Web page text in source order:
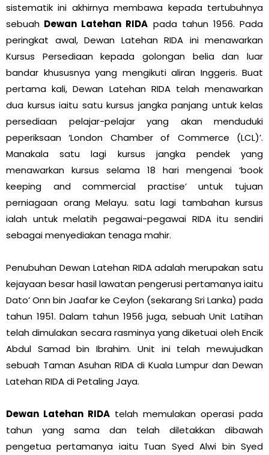
sistematik ini akhirnya membawa kepada tertubuhnya
sebuah Dewan Latehan RIDA pada tahun 1956. Pada
peringkat awal, Dewan Latehan RIDA ini menawarkan
Kursus Persediaan kepada golongan belia dan luar
bandar khususnya yang mengikuti aliran Inggeris. Buat
pertama kali, Dewan Latehan RIDA telah menawarkan
dua kursus iaitu satu kursus jangka panjang untuk kelas
persediaan pelajar-pelajar yang akan menduduki
peperiksaan ‘London Chamber of Commerce (LCL)’.
Manakala satu lagi kursus jangka pendek yang
menawarkan kursus selama 18 hari mengenai ‘book
keeping and commercial practise’ untuk tujuan
perniagaan orang Melayu. satu lagi tambahan kursus
ialah untuk melatih pegawai-pegawai RIDA itu sendiri
sebagai menyediakan tenaga mahir.
Penubuhan Dewan Latehan RIDA adalah merupakan satu
kejayaan besar hasil lawatan pengerusi pertamanya iaitu
Dato’ Onn bin Jaafar ke Ceylon (sekarang Sri Lanka) pada
tahun 1951. Dalam tahun 1956 juga, sebuah Unit Latihan
telah dimulakan secara rasminya yang diketuai oleh Encik
Abdul Samad bin Ibrahim. Unit ini telah mewujudkan
sebuah Taman Asuhan RIDA di Kuala Lumpur dan Dewan
Latehan RIDA di Petaling Jaya.
Dewan Latehan RIDA telah memulakan operasi pada
tahun yang sama dan telah diletakkan dibawah
pengetua pertamanya iaitu Tuan Syed Alwi bin Syed